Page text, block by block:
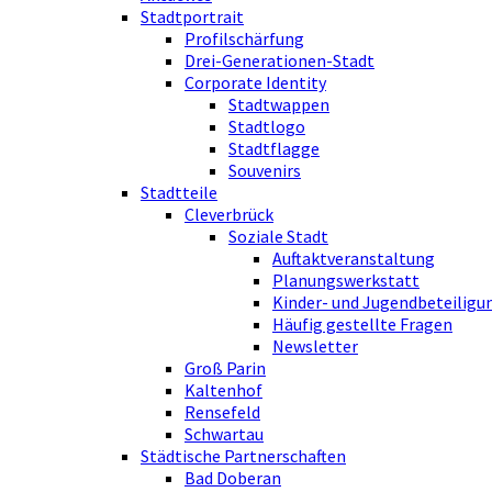
Stadtportrait
Profilschärfung
Drei-Generationen-Stadt
Corporate Identity
Stadtwappen
Stadtlogo
Stadtflagge
Souvenirs
Stadtteile
Cleverbrück
Soziale Stadt
Auftaktveranstaltung
Planungswerkstatt
Kinder- und
Häufig gestellte Fragen
Newsletter
Groß Parin
Kaltenhof
Rensefeld
Schwartau
Städtische Partnerschaften
Bad Doberan